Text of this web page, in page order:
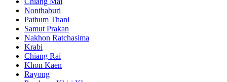
Nonthaburi
Pathum Thani
Samut Prakan
Nakhon Ratchasima
Krabi
Chiang Rai
Khon Kaen
Rayong